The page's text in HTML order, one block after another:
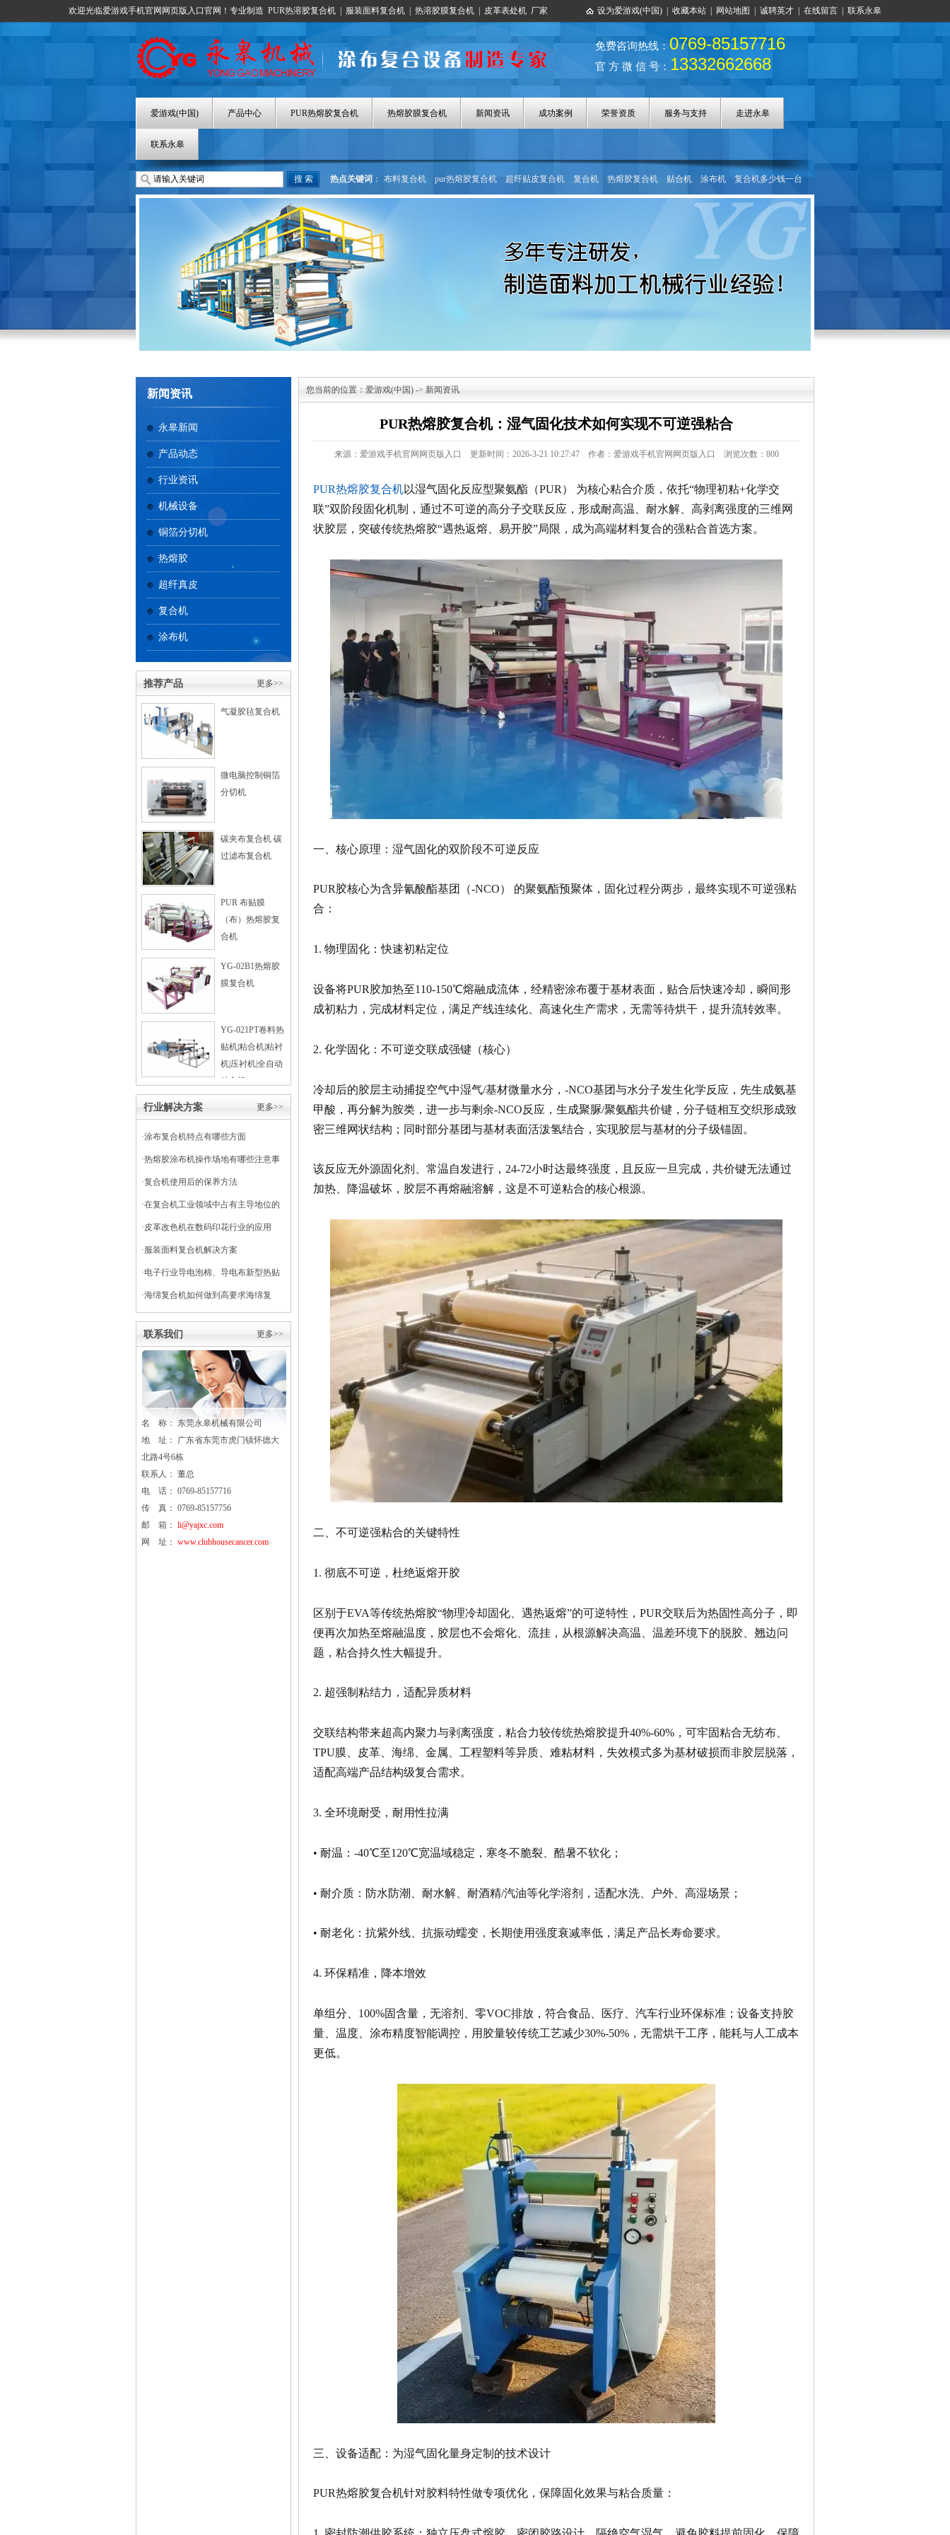
欢迎光临爱游戏手机官网网页版入口官网！专业制造 PUR热溶胶复合机 服装面料复合机 热溶胶膜复合机 皮革表处机 厂家 设为爱游戏(中国) 收藏本站 网站地图 诚聘英才 在线留言 联系永皋
免费咨询热线： 0769-85157716
官 方 微 信 号： 13332662668
爱游戏(中国) 产品中心 PUR热熔胶复合机 热熔胶膜复合机 新闻资讯 成功案例 荣誉资质 服务与支持 走进永皋
联系永皋
热点关键词 ： 布料复合机 pur热熔胶复合机 超纤贴皮复合机 复合机 热熔胶复合机 贴合机 涂布机
复合机多少钱一台
热熔胶涂布机
热熔胶膜复合机
新闻资讯
永皋新闻
产品动态
行业资讯
机械设备
铜箔分切机
热熔胶
超纤真皮
复合机
涂布机
更多>>
推荐产品
气凝胶毡复合机
微电脑控制铜箔
分切机
碳夹布复合机 碳
过滤布复合机
PUR 布贴膜
（布）热熔胶复
合机
YG-02B1热熔胶
膜复合机
YG-021PT卷料热
贴机|粘合机|粘衬
机|压衬机|全自动
粘合机
更多>>
行业解决方案
·涂布复合机特点有哪些方面
·热熔胶涂布机操作场地有哪些注意事
项
·复合机使用后的保养方法
·在复合机工业领域中占有主导地位的
干式复合机
·皮革改色机在数码印花行业的应用
·服装面料复合机解决方案
·电子行业导电泡棉、导电布新型热贴
复合
·海绵复合机如何做到高要求海绵复
更多>>
联系我们
名 称： 东莞永皋机械有限公司
地 址： 广东省东莞市虎门镇怀德大
北路4号6栋
联系人： 董总
电 话： 0769-85157716
传 真： 0769-85157756
邮 箱： li@yajxc.com
网 址： www.clubhousecancer.com
您当前的位置： 爱游戏(中国) -> 新闻资讯
PUR热熔胶复合机：湿气固化技术如何实现不可逆强粘合
来源：爱游戏手机官网网页版入口 更新时间：2026-3-21 10:27:47 作者：爱游戏手机官网网页版入口 浏览次数：800
PUR热熔胶复合机以湿气固化反应型聚氨酯（PUR） 为核心粘合介质，依托“物理初粘+化学交
联”双阶段固化机制，通过不可逆的高分子交联反应，形成耐高温、耐水解 、高剥离强度的三维网
状胶层，突破传统热熔胶“遇热返熔、易开胶”局限，成为高端材料复合的强粘合首选方案。
一、核心原理：湿气固化的双阶段不可逆反应
PUR胶核心为含异氰酸酯基团（-NCO） 的聚氨酯预聚体 ，固化过程分两步，最终实现不可逆强粘
合：
1. 物理固化：快速初粘定位
设备将PUR胶加热至110-150℃熔融成流体 ，经精密涂布覆于基材表面，贴合后快速冷却，瞬间形
成初粘力，完成材料定位，满足产线连续化、高速化生产需求，无需等待烘干，提升流转效率。
2. 化学固化：不可逆交联成强键（核心）
冷却后的胶层主动捕捉空气中湿气/基材微量水分，-NCO基团与水分子发生化学反应 ，先生成氨基
甲酸，再分解为胺类，进一步与剩余-NCO反应，生成聚脲/聚氨酯共价键，分子链相互交织形成致
密三维网状结构；同时部分基团与基材表面活泼氢结合，实现胶层与基材的分子级锚固。
该反应无外源固化剂、常温自发进行，24-72小时达最终强度，且反应一旦完成，共价键无法通过
加热、降温破坏，胶层不再熔融溶解，这是不可逆粘合的核心根源。
二、不可逆强粘合的关键特性
1. 彻底不可逆，杜绝返熔开胶
区别于EVA等传统热熔胶“物理冷却固化、遇热返熔”的可逆特性，PUR交联后为热固性高分子，即
便再次加热至熔融温度，胶层也不会熔化、 流挂 ，从根源解决高温、温差环境下的脱胶、翘边问
题，粘合持久性大幅提升。
2. 超强制粘结力，适配异质材料
交联结构带来超高内聚力与剥离强度，粘合力较传统热熔胶提升40%-60%，可牢固粘合无纺布、
TPU膜、皮革、海绵、金属、工程塑料等异质、难粘材料，失效模式多为基材破损而非胶层脱落，
适配高端产品结构级复合需求。
3. 全环境耐受，耐用性拉满
• 耐温：-40℃至120℃宽温域稳定，寒冬不脆裂、酷暑不软化；
• 耐介质：防水防潮、耐水解、耐酒精/汽油等化学溶剂，适配水洗、户外、高湿场景；
• 耐老化：抗紫外线、抗振动蠕变，长期使用强度衰减率低，满足产品长寿命要求。
4. 环保精准，降本增效
单组分、100%固含量，无溶剂、零VOC排放，符合食品、医疗、汽车行业环保标准；设备支持胶
量、温度、涂布精度智能调控，用胶量较传统工艺减少30%-50%，无需烘干工序，能耗与人工成本
更低。
三、设备适配：为湿气固化量身定制的技术设计
PUR热熔胶复合机针对胶料特性做专项优化，保障固化效果与粘合质量：